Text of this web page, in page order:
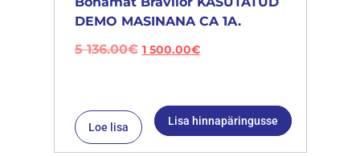
DEMO MASINANA CA 1A.
5 136.00€ 1 500.00€
Loe lisa Lisa hinnapäringusse